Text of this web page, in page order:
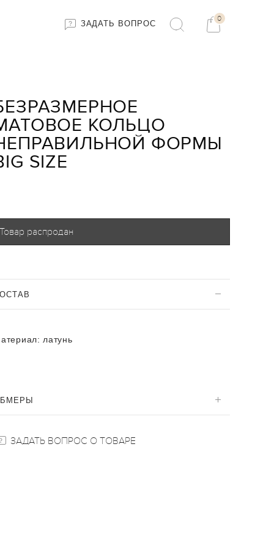
ЗАДАТЬ ВОПРОС
0
КОЛЬЦО
ФОРМЫ
SIZE
Товар распродан
латунь
ЗАДАТЬ ВОПРОС О ТОВАРЕ